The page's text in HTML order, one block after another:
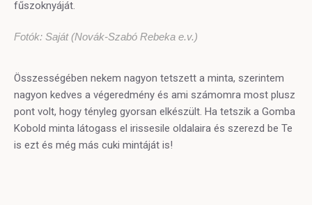
fűszoknyáját.
Fotók: Saját (Novák-Szabó Rebeka e.v.)
Összességében nekem nagyon tetszett a minta, szerintem
nagyon kedves a végeredmény és ami számomra most plusz
pont volt, hogy tényleg gyorsan elkészült. Ha tetszik a Gomba
Kobold minta látogass el irissesile oldalaira és szerezd be Te
is ezt és még más cuki mintáját is!